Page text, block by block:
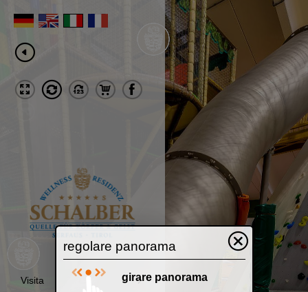
Visita
regolare panorama
girare panorama